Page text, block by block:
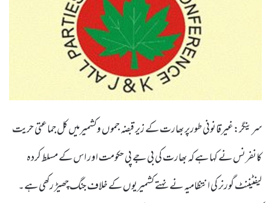
سرینگر:غیرقانونی طورپر بھارت کے زیر قبضہ جموں وکشمیرمیں کل جماعتی حریت
کانفرنس نے کہا ہے کہ بھارت کی بی جے پی حکومت اور اس کے مسلط کردہ
لیفٹیننٹ گورنر کی انتظامیہ نے نہتے کشمیریوں کے خلاف جنگ چھیڑ رکھی ہے۔